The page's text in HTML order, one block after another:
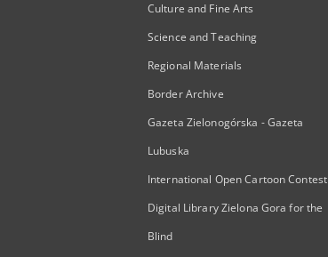
Culture and Fine Arts
Science and Teaching
Regional Materials
Border Archive
Gazeta Zielonogórska - Gazeta
Lubuska
International Open Cartoon Contest
Digital Library Zielona Gora for the
Blind